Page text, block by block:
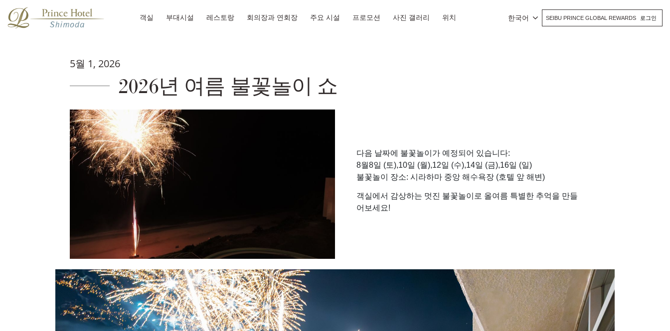
객실 부대시설 레스토랑 회의장과 연회장 주요 시설 프로모션 사진 갤러리 위치 한국어 SEIBU PRINCE GLOBAL REWARDS 로그인
5월 1, 2026
2026년 여름 불꽃놀이 쇼
다음 날짜에 불꽃놀이가 예정되어 있습니다:
8월8일 (토),10일 (월),12일 (수),14일 (금),16일 (일)
불꽃놀이 장소: 시라하마 중앙 해수욕장 (호텔 앞 해변)
객실에서 감상하는 멋진 불꽃놀이로 올여름 특별한 추억을 만들
어보세요!